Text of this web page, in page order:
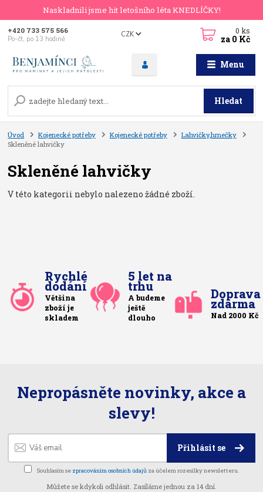
Naskladnili jsme hit letošního léta KNEDLÍČKY!
Menu
CZK
Hledat
+420 733 575 566
Po-čt, po 13 hodině
0ks
za 0 Kč
Úvod Kojenecké potřeby Kojenecké potřeby
Lahvičky,hrnečky
Skleněné lahvičky
Skleněné lahvičky
V této kategorii nebylo nalezeno žádné zboží.
Rychlé
dodání
Většina
zboží je
skladem
5 let na
trhu
A budeme
ještě
dlouho
Doprava
zdarma
Nad 2000 Kč
Nepropásněte novinky, akce a
slevy!
Přihlásit se
Souhlasím se zpracováním osobních údajů za účelem rozesílky newsletteru.
Můžete se kdykoli odhlásit. Zasíláme jednou za 14 dní.